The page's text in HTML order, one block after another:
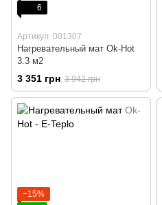
6
Артикул: 001307
Нагревательный мат Ok-Hot
3.3 м2
3 351 грн 3 942 грн
−15%